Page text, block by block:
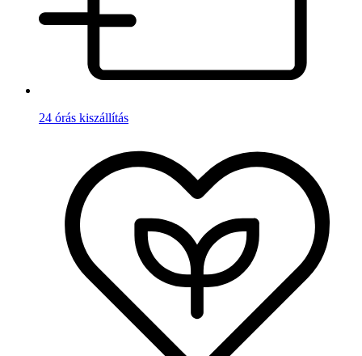
24 órás kiszállítás